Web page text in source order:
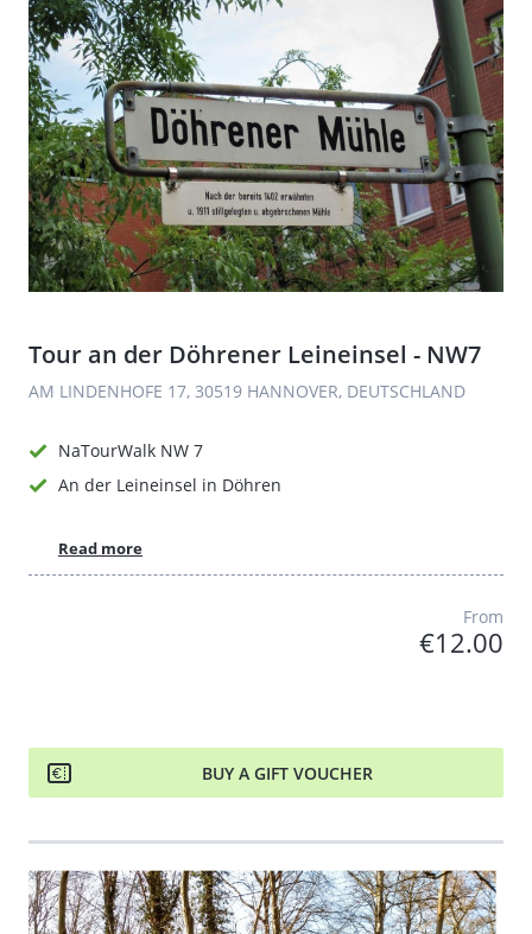
Tour an der Döhrener Leineinsel - NW7
AM LINDENHOFE 17, 30519 HANNOVER, DEUTSCHLAND
NaTourWalk NW 7
An der Leineinsel in Döhren
Read more
From
€12.00
BUY A GIFT VOUCHER